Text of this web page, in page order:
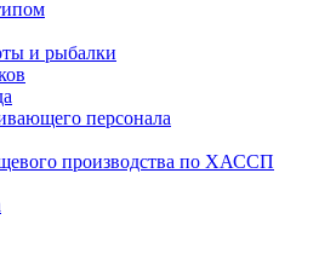
и рыбалки
персонала
производства по ХАССП